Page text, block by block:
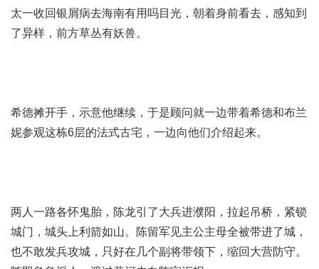
太一收回银屑病去海南有用吗目光，朝着身前看去，感知到
了异样，前方草丛有妖兽。
希德摊开手，示意他继续，于是顾问就一边带着希德和布兰
妮参观这栋6层的法式古宅，一边向他们介绍起来。
两人一路各怀鬼胎，陈龙引了大兵进濮阳，拉起吊桥，紧锁
城门，城头上利箭如山。陈留军见主公主母全被带进了城，
也不敢发兵攻城，只好在几个副将带领下，缩回大营防守。